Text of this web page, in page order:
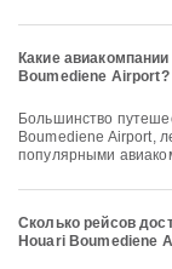
Какие
Boumediene Airport?
Большинство путешественников, направляющихся в Houari
Boumediene Airport,
популярными
Сколько рейсов
Houari Boumediene